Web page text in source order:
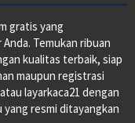
gratis yang
Temukan ribuan
kualitas terbaik, siap
maupun registrasi
layarkaca21 dengan
resmi ditayangkan